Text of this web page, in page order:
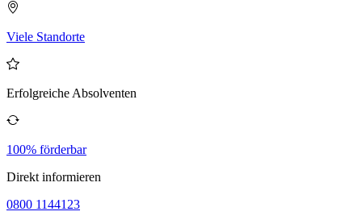
Viele Standorte
Erfolgreiche Absolventen
100% förderbar
Direkt informieren
0800 1144123